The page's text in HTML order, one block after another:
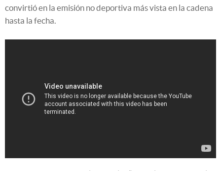
convirtió en la emisión no deportiva más vista en la cadena
hasta la fecha.